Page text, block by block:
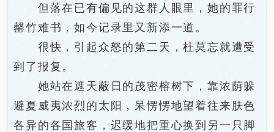
但落在已有偏见的这群人眼里，她的罪行
罄竹难书，如今记录里又新添一道。
很快，引起众怒的第二天，杜莫忘就遭受
到了报复。
她站在遮天蔽日的茂密榕树下，靠浓荫躲
避夏威夷浓烈的太阳，呆愣愣地望着往来肤色
各异的各国旅客，迟缓地把重心换到另一只脚